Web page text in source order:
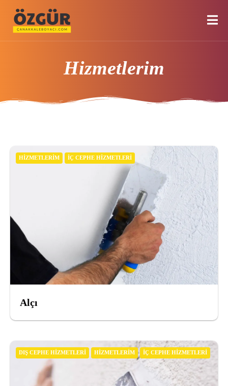
Hizmetlerim
HIZMETLERIM İÇ CEPHE HIZMETLERI
Alçı
DIŞ CEPHE HIZMETLERI HIZMETLERIM İÇ CEPHE HIZMETLERI